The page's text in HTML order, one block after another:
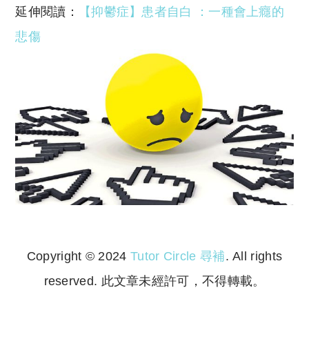
延伸閱讀：
【抑鬱症】患者自白 ：一種會上癮的
悲傷
Copyright © 2024 Tutor Circle 尋補. All rights
reserved. 此文章未經許可，不得轉載。